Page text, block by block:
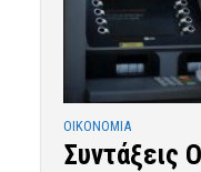
OIKONOMIA
Συντάξεις